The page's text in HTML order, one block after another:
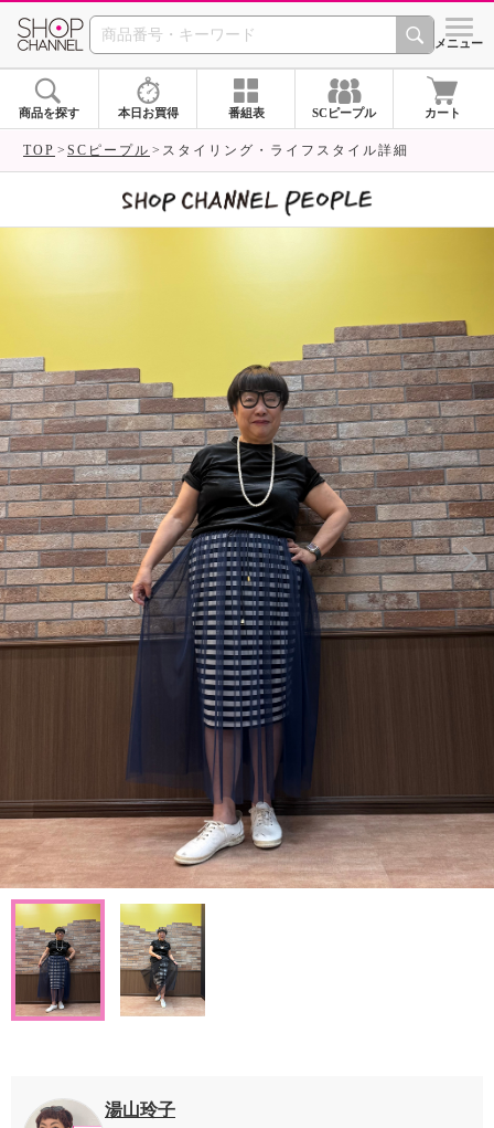
SHOP CHANNEL シメニュー
商品を探す 本日お買得 番組表 SCピープル カート
TOP SCピープル スタイリング・ライフスタイル詳細
湯山玲子